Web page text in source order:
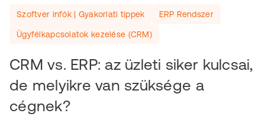
Szoftver infók | Gyakorlati tippek ERP Rendszer
Ügyfélkapcsolatok kezelése (CRM)
CRM vs. ERP: az üzleti siker kulcsai,
de melyikre van szüksége a
cégnek?